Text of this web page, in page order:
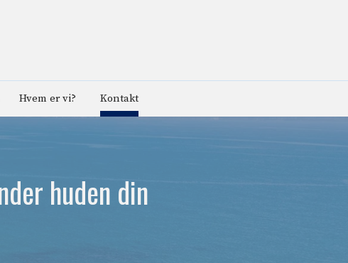
Hvem er vi? Kontakt
huden din